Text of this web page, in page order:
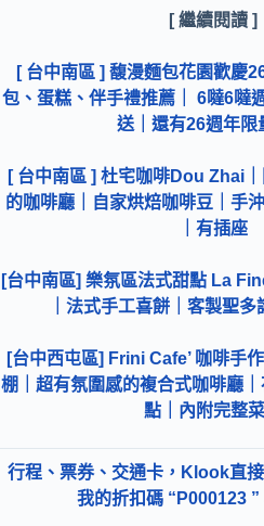
[ 繼續閱讀 ]
[ 台中南區 ] 馥漫麵包花園歡慶
包、蛋糕、伴手禮推薦｜ 6噠6噠
送｜還有26週年限
[ 台中南區 ] 杜宅咖啡Dou Zhai
的咖啡廳｜自家烘焙咖啡豆｜手
｜有插座
[台中南區] 樂氛區法式甜點 La
｜法式手工喜餅｜客製聖
[台中西屯區] Frini Cafe’ 咖啡手
棚｜超有氛圍感的複合式咖啡廳
點｜內附完整
行程、票券、交通卡，Klook直
我的折扣碼 “P000123